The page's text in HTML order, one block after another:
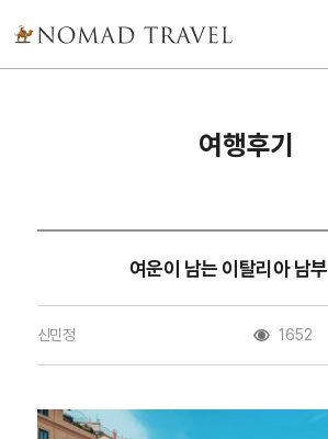
여행후기
여운이 남는 이탈리아 남
신민정 1652